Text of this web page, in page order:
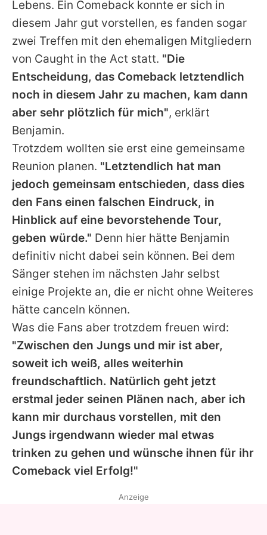
Lebens. Ein Comeback konnte er sich in
diesem Jahr gut vorstellen, es fanden sogar
zwei Treffen mit den ehemaligen Mitgliedern
von Caught in the Act statt. "Die
Entscheidung, das Comeback letztendlich
noch in diesem Jahr zu machen, kam dann
aber sehr plötzlich für mich", erklärt
Benjamin.
Trotzdem wollten sie erst eine gemeinsame
Reunion planen. "Letztendlich hat man
jedoch gemeinsam entschieden, dass dies
den Fans einen falschen Eindruck, in
Hinblick auf eine bevorstehende Tour,
geben würde." Denn hier hätte Benjamin
definitiv nicht dabei sein können. Bei dem
Sänger stehen im nächsten Jahr selbst
einige Projekte an, die er nicht ohne Weiteres
hätte canceln können.
Was die Fans aber trotzdem freuen wird:
"Zwischen den Jungs und mir ist aber,
soweit ich weiß, alles weiterhin
freundschaftlich. Natürlich geht jetzt
erstmal jeder seinen Plänen nach, aber ich
kann mir durchaus vorstellen, mit den
Jungs irgendwann wieder mal etwas
trinken zu gehen und wünsche ihnen für ihr
Comeback viel Erfolg!"
Anzeige